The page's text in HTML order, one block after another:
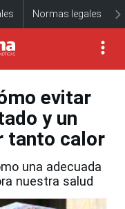
Normas legales
evitar
y un
tanto calor
una adecuada
nuestra salud